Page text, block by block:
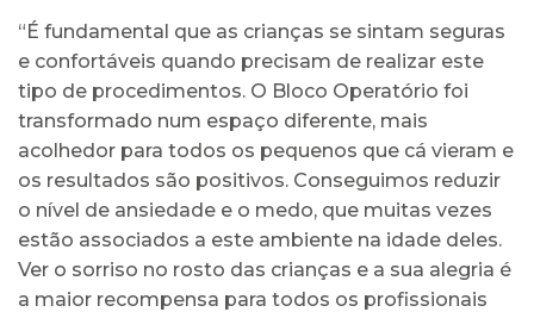
“É fundamental que as crianças se sintam seguras
e confortáveis quando precisam de realizar este
tipo de procedimentos. O Bloco Operatório foi
transformado num espaço diferente, mais
acolhedor para todos os pequenos que cá vieram e
os resultados são positivos. Conseguimos reduzir
o nível de ansiedade e o medo, que muitas vezes
estão associados a este ambiente na idade deles.
Ver o sorriso no rosto das crianças e a sua alegria é
a maior recompensa para todos os profissionais